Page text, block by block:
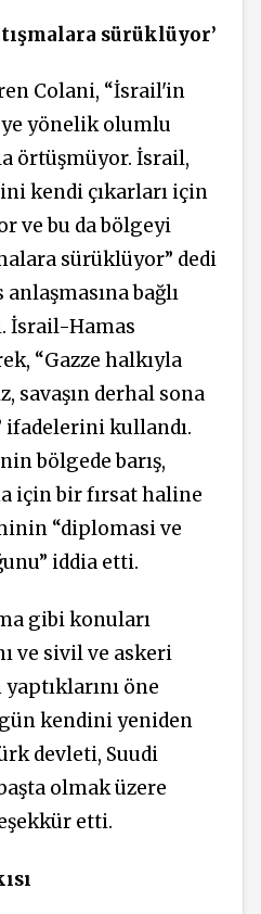
sürüklüyor’
Colani, “İsrail'in
yönelik olumlu
örtüşmüyor. İsrail,
kendi çıkarları için
ve bu da bölgeyi
sürüklüyor” dedi
anlaşmasına bağlı
İsrail-Hamas
“Gazze halkıyla
savaşın derhal sona
kullandı.
bölgede barış,
için bir fırsat haline
“diplomasi ve
iddia etti.
gibi konuları
ve sivil ve askeri
öne
kendini yeniden
devleti, Suudi
olmak üzere
etti.